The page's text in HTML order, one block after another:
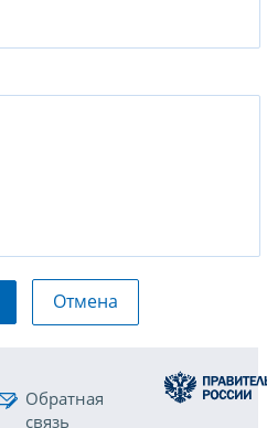
Отмена
Обратная
связь